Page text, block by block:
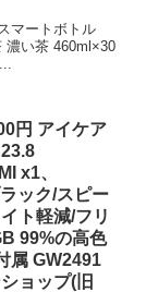
マートボトル
濃い茶 460ml×30
円 アイケア
x1、
ック/スピー
ト軽減/フリ
99%の高色
属 GW2491
ョップ(旧